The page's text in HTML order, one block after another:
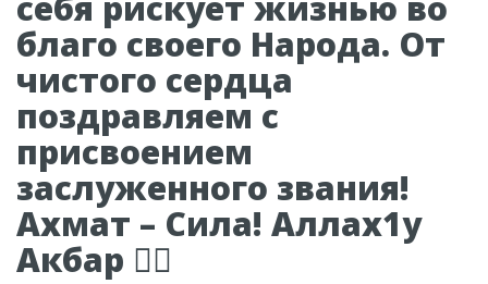
благо своего Народа. От
чистого сердца
поздравляем с
присвоением
заслуженного звания!
Ахмат – Сила! Аллах1у
Акбар ☝🏻